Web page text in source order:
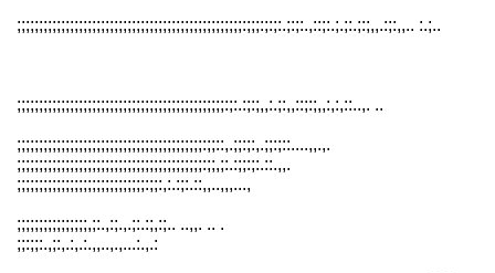
;;;;;;;;;;;;;;;;;;;;;;;;;;;;;;;;;;;;;;;;;;;;;;;;;;;:;;;:;:;:.;:;:.,::;:.;.;:.;:;,,.:;:,,.. :.;..
;;;;;;;;;;;;;;;;;;;;;;;;;;;;;;;;;;;;;;;;;;;;;;;:;:.:;:;,,:.;:,,::;:;,,:,:,::..,. ..
;;;;;;;;;;;;;;;;;;;;;;;;;;;;;;;;;;;;;;;;;;:;;::,.;;:;:,.;;:;::....,,.,.
;;;;;;;;;;;;;;;;;;;;;;;;;;;;;;;;;;;;;;;;;;:;;,;:.:;;:;:.::.,,.
;;;;;;;;;;;;;;;;;;;;;;;;;;;;;:;;:,:.:;:.::,,..,,,...,
;;;;;;;;;;;;;;;;,;:.,:;.,.;:.:;,:;.. ..,,. .. .
;;:;;:.,;:,.:,.:.,,..,.,...:.,.: